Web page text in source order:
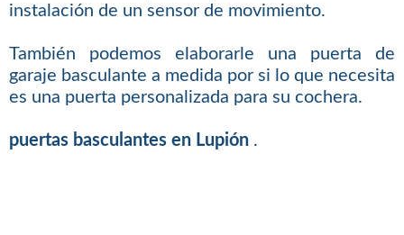
instalación de un sensor de movimiento.
También podemos elaborarle una puerta de
garaje basculante a medida por si lo que necesita
es una puerta personalizada para su cochera.
puertas basculantes en Lupión .